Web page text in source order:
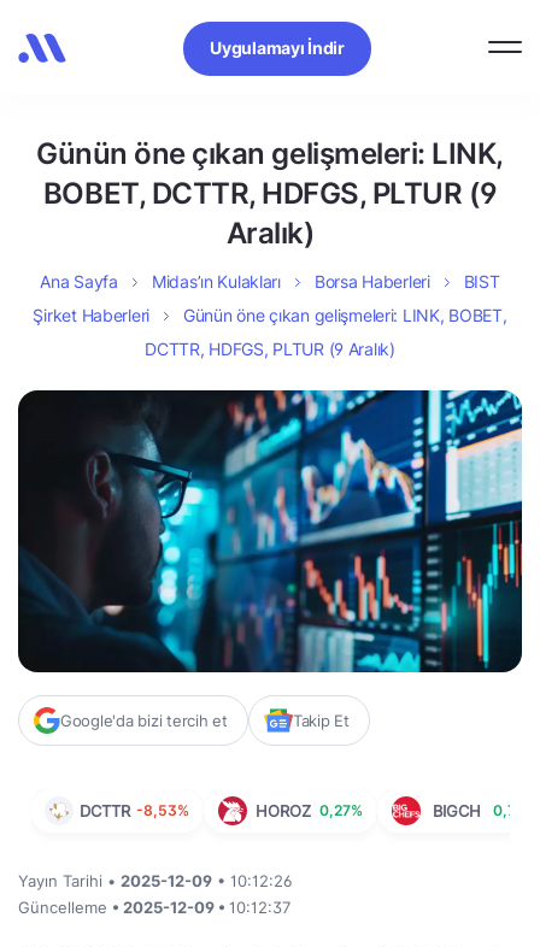
Uygulamayı İndir
Günün öne çıkan gelişmeleri: LINK,
BOBET, DCTTR, HDFGS, PLTUR (9
Aralık)
Ana Sayfa Midas’ın Kulakları Borsa Haberleri
BIST
Şirket Haberleri
Günün öne çıkan gelişmeleri: LINK, BOBET,
DCTTR, HDFGS, PLTUR (9 Aralık)
Google'da bizi tercih et Takip Et
DCTTR -8,53% HOROZ 0,27% BIGCH 0,77%
Yayın Tarihi • 2025-12-09 • 10:12:26
Güncelleme • 2025-12-09 • 10:12:37